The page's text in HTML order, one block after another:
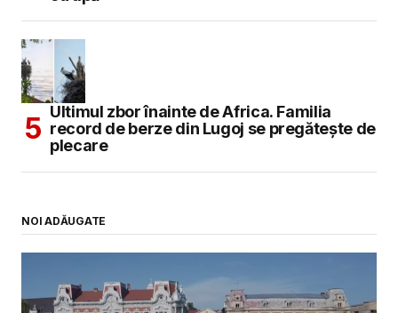
Ultimul zbor înainte de Africa. Familia
record de berze din Lugoj se pregătește de
plecare
NOI ADĂUGATE